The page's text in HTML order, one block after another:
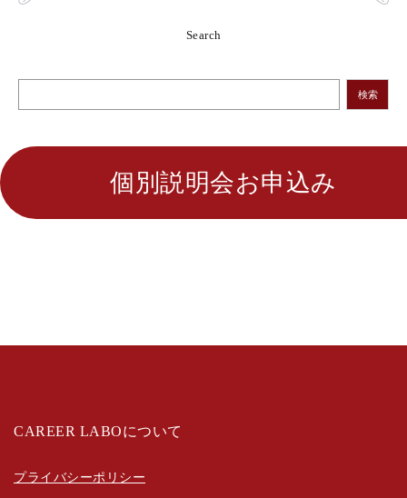
Search
検索
個別説明会お申込み
CAREER LABOについて
プライバシーポリシー